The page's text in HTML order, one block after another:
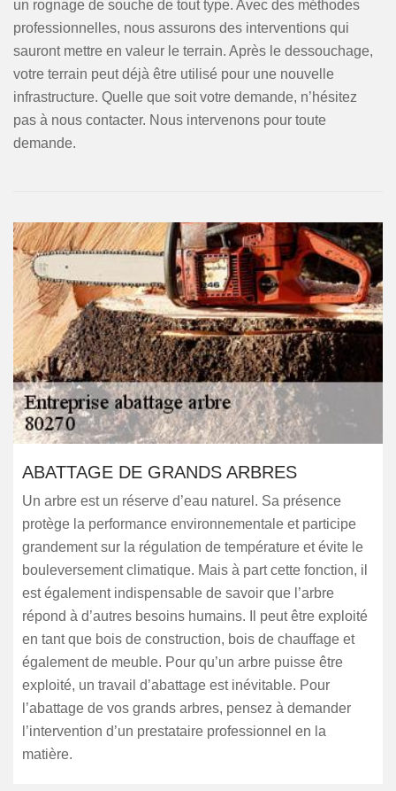
un rognage de souche de tout type. Avec des méthodes
professionnelles, nous assurons des interventions qui
sauront mettre en valeur le terrain. Après le dessouchage,
votre terrain peut déjà être utilisé pour une nouvelle
infrastructure. Quelle que soit votre demande, n’hésitez
pas à nous contacter. Nous intervenons pour toute
demande.
ABATTAGE DE GRANDS ARBRES
Un arbre est un réserve d’eau naturel. Sa présence
protège la performance environnementale et participe
grandement sur la régulation de température et évite le
bouleversement climatique. Mais à part cette fonction, il
est également indispensable de savoir que l’arbre
répond à d’autres besoins humains. Il peut être exploité
en tant que bois de construction, bois de chauffage et
également de meuble. Pour qu’un arbre puisse être
exploité, un travail d’abattage est inévitable. Pour
l’abattage de vos grands arbres, pensez à demander
l’intervention d’un prestataire professionnel en la
matière.